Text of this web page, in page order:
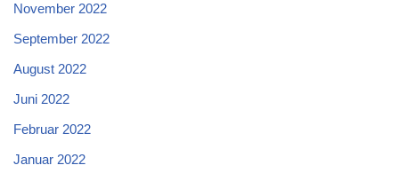
November 2022
September 2022
August 2022
Juni 2022
Februar 2022
Januar 2022